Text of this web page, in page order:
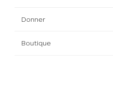
Donner
Boutique